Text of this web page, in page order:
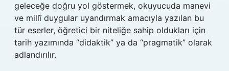
geleceğe doğru yol göstermek, okuyucuda manevi
ve millî duygular uyandırmak amacıyla yazılan bu
tür eserler, öğretici bir niteliğe sahip oldukları için
tarih yazımında “didaktik” ya da “pragmatik” olarak
adlandırılır.